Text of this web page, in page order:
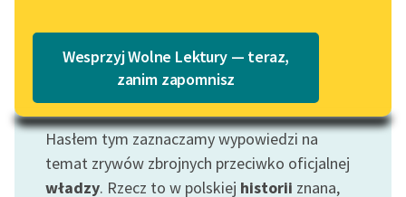
Lektury szkolne i klasyka
literatury do słuchania dla
uczennic i uczniów z
niepełnosprawnościami
E-kolekcja lektur
Katalog w formacie PDF
Wesprzyj Wolne Lektury — teraz,
zanim zapomnisz
Motyw: Powstanie
Hasłem tym zaznaczamy wypowiedzi na
temat zrywów zbrojnych przeciwko oficjalnej
władzy. Rzecz to w polskiej historii znana,